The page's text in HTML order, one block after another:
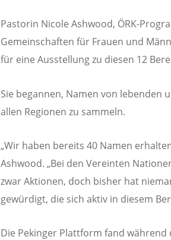
Pastorin Nicole Ashwood, ÖRK-
Gemeinschaften für Frauen und
für eine Ausstellung zu diesen 12
Sie begannen, Namen von lebenden
allen Regionen zu sammeln.
„Wir haben bereits 40 Namen
Ashwood. „Bei den Vereinten
zwar Aktionen, doch bisher hat
gewürdigt, die sich aktiv in diesem
Die Pekinger Plattform fand während